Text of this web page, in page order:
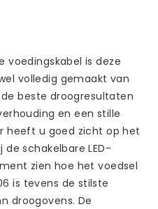
voedingskabel is deze
volledig gemaakt van
beste droogresultaten
en een stille
heeft u goed zicht op het
schakelbare LED-
zien hoe het voedsel
is tevens de stilste
droogovens. De